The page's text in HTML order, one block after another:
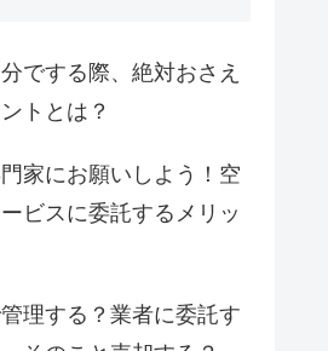
でする際、絶対おさえ
トとは？
家にお願いしよう！空
ビスに委託するメリッ
理する？業者に委託す